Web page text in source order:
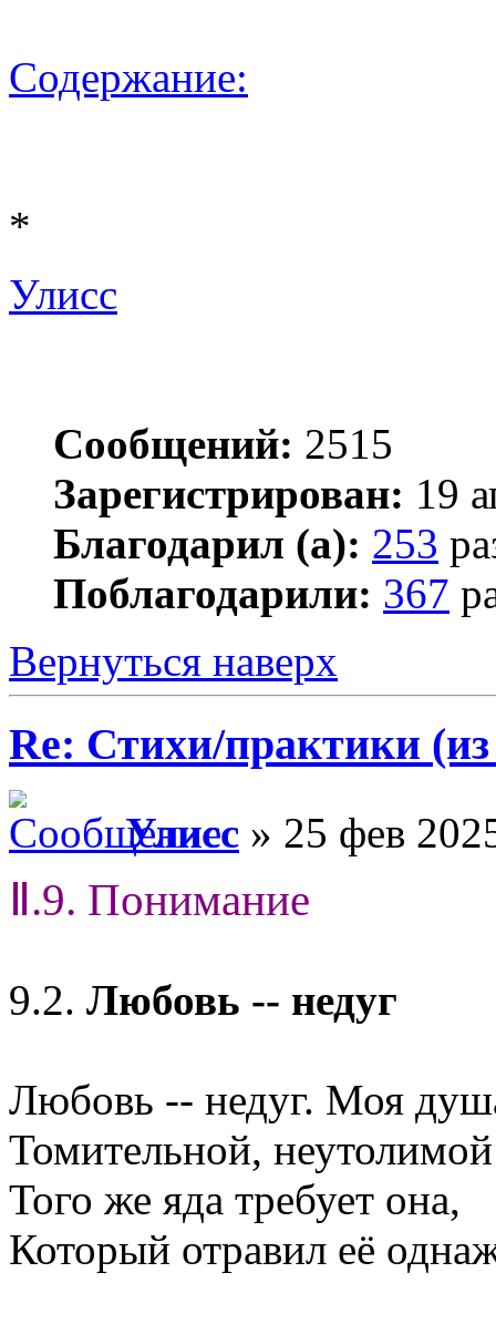
Содержание:
*
Улисс
Сообщений: 2515
Зарегистрирован: 19
Благодарил (а): 253
Поблагодарили: 367
Вернуться наверх
Re: Стихи/практики
Улисс » 25 фев
Ⅱ.9. Понимание
9.2. Любовь -- недуг
Любовь -- недуг. Моя
Томительной,
Того же яда требует она,
Который отравил её